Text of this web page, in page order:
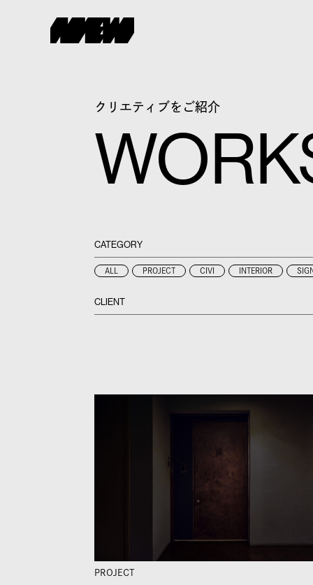
クリエティブをご紹介
CATEGORY
ALL PROJECT CIVI INTERIOR SIGN
CLIENT
PROJECT